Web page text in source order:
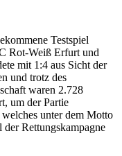
Testspiel
Rot-Weiß Erfurt und
mit 1:4 aus Sicht der
und trotz des
waren 2.728
um der Partie
unter dem Motto
Rettungskampagne